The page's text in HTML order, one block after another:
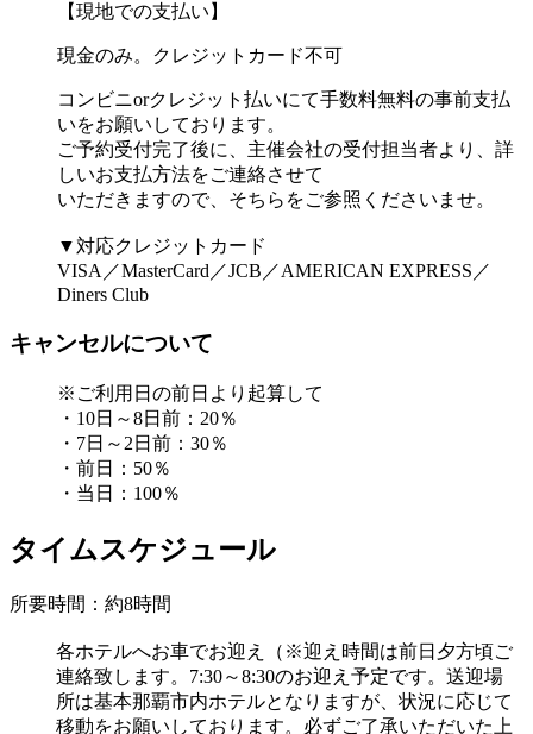
【現地での支払い】
現金のみ。クレジットカード不可
コンビニorクレジット払いにて手数料無料の事前支払
いをお願いしております。
ご予約受付完了後に、主催会社の受付担当者より、詳
しいお支払方法をご連絡させて
いただきますので、そちらをご参照くださいませ。
▼対応クレジットカード
VISA／MasterCard／JCB／AMERICAN EXPRESS／
Diners Club
キャンセルについて
※ご利用日の前日より起算して
・10日～8日前：20％
・7日～2日前：30％
・前日：50％
・当日：100％
タイムスケジュール
所要時間：約8時間
各ホテルへお車でお迎え（※迎え時間は前日夕方頃ご
連絡致します。7:30～8:30のお迎え予定です。送迎場
所は基本那覇市内ホテルとなりますが、状況に応じて
移動をお願いしております。必ずご了承いただいた上